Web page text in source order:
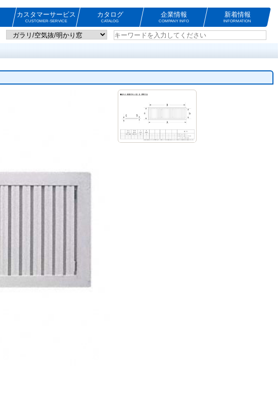
カスタマーサービス
CUSTOMER-SERVICE
カタログ
CATALOG
企業情報
COMPANY INFO
新着情報
INFORMATION